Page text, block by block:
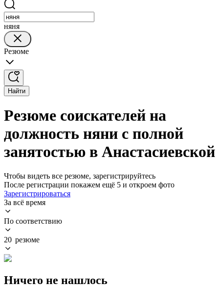
няня
Резюме
Найти
Резюме соискателей на
должность няни с полной
занятостью в Анастасиевской
Чтобы видеть все резюме, зарегистрируйтесь
После регистрации покажем ещё 5 и откроем фото
Зарегистрироваться
За всё время
По соответствию
20 резюме
Ничего не нашлось